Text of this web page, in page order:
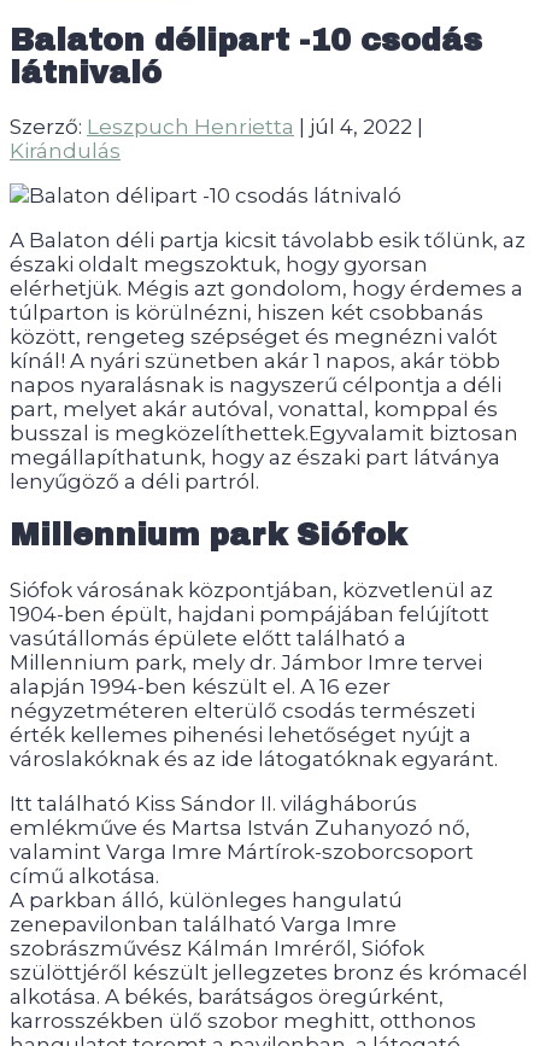
Balaton délipart -10 csodás
látnivaló
Szerző: Leszpuch Henrietta júl 4, 2022
Kirándulás
A Balaton déli partja kicsit távolabb esik tőlünk, az
északi oldalt megszoktuk, hogy gyorsan
elérhetjük. Mégis azt gondolom, hogy érdemes a
túlparton is körülnézni, hiszen két csobbanás
között, rengeteg szépséget és megnézni valót
kínál! A nyári szünetben akár 1 napos, akár több
napos nyaralásnak is nagyszerű célpontja a déli
part, melyet akár autóval, vonattal, komppal és
busszal is megközelíthettek.Egyvalamit biztosan
megállapíthatunk, hogy az északi part látványa
lenyűgöző a déli partról.
Millennium park Siófok
Siófok városának központjában, közvetlenül az
1904-ben épült, hajdani pompájában felújított
vasútállomás épülete előtt található a
Millennium park, mely dr. Jámbor Imre tervei
alapján 1994-ben készült el. A 16 ezer
négyzetméteren elterülő csodás természeti
érték kellemes pihenési lehetőséget nyújt a
városlakóknak és az ide látogatóknak egyaránt.
Itt található Kiss Sándor II. világháborús
emlékműve és Martsa István Zuhanyozó nő,
valamint Varga Imre Mártírok-szoborcsoport
című alkotása.
A parkban álló, különleges hangulatú
zenepavilonban található Varga Imre
szobrászművész Kálmán Imréről, Siófok
szülöttjéről készült jellegzetes bronz és krómacél
alkotása. A békés, barátságos öregúrként,
karrosszékben ülő szobor meghitt, otthonos